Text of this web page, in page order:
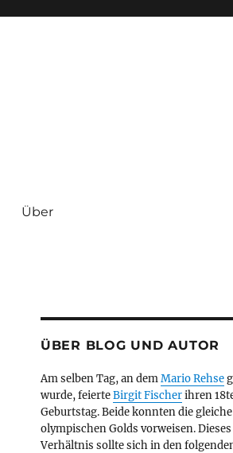
Über
ÜBER BLOG UND AUTOR
Am selben Tag, an demMario Rehse
wurde, feierteBirgit Fischerihren
Geburtstag. Beide konnten die
olympischen Golds vorweisen. Dieses
Verhältnis sollte sich in den